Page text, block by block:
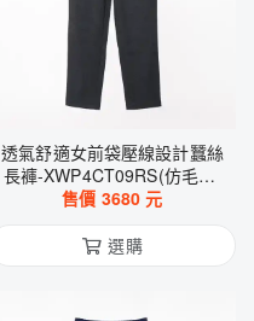
透氣舒適女前袋壓線設計蠶絲
長褲-XWP4CT09RS(仿毛呢-
灰)
售價 3680 元
選購